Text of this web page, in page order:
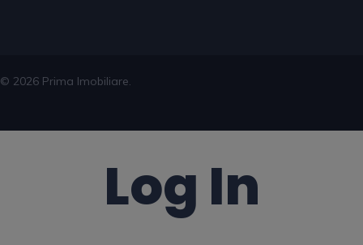
© 2026 Prima Imobiliare.
Log In